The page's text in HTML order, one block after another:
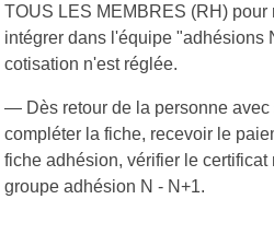
TOUS LES MEMBRES (RH)
intégrer dans l'équipe "adhésions
cotisation n'est réglée.
— Dès retour de la personne avec
compléter la fiche, recevoir le
fiche adhésion, vérifier le
groupe adhésion N - N+1.